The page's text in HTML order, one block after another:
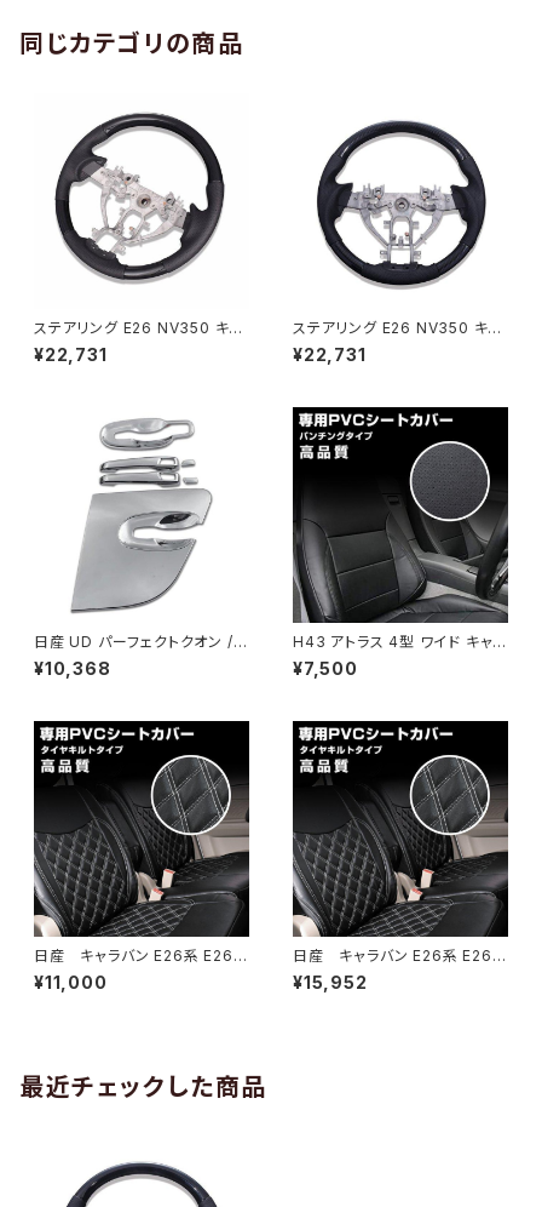
同じカテゴリの商品
ステアリング E26 NV350 キャ
ラバン 後期 スタンダード 黒木
目 ZERO SN013A
¥22,731
ステアリング E26 NV350 キャ
ラバン 後期 ガングリップ カーボ
ン調 ZERO SN012D
¥22,731
日産 UD パーフェクトクオン /
クオン / フレンズコンドル メッキ
ドアハンドル ドアノブ 6点セット
¥10,368
H43 アトラス 4型 ワイド キャブ
H19/1-H24/10 シートカバー パ
ンチング ブラック 艶無し PVC
¥7,500
日産 キャラバン E26系 E26
DX シートカバー ホワイトステッ
チ PVC レザー フロントのみ 1
¥11,000
日産 キャラバン E26系 E26
DX シートカバー ホワイトステッ
チ PVC レザー 1台分 JP-YT1
¥15,952
最近チェックした商品